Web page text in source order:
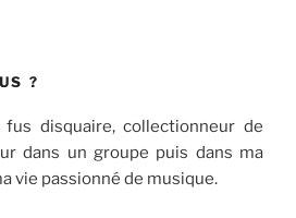
?
disquaire, collectionneur de
dans un groupe puis dans ma
vie passionné de musique.